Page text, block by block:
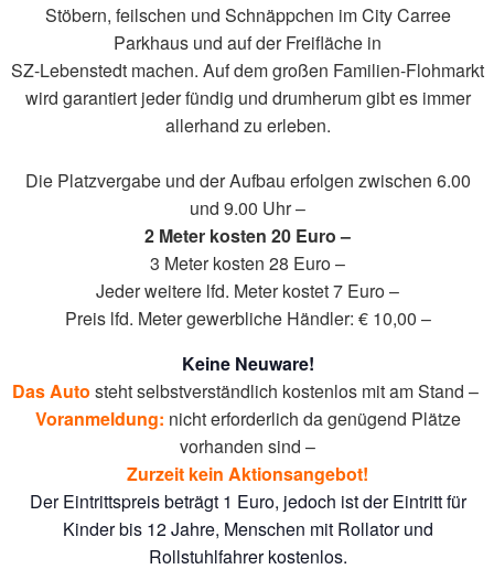
Stöbern, feilschen und Schnäppchen im CityCarree
Parkhaus und auf der Freifläche in
SZ-Lebenstedt machen. Auf dem großen Familien-Flohmarkt
wird garantiert jeder fündig und drumherum gibt es immer
allerhand zu erleben.
Die Platzvergabe und der Aufbau erfolgen zwischen 6.00
und 9.00 Uhr –
2 Meter kosten 20 Euro –
3 Meter kosten 28 Euro –
Jeder weitere lfd. Meter kostet 7 Euro –
Preis lfd. Meter gewerbliche Händler: € 10,00 –
Keine Neuware!
Das Auto steht selbstverständlich kostenlos mit am Stand –
Voranmeldung: nicht erforderlich da genügend Plätze
vorhanden sind –
Zurzeit kein Aktionsangebot!
Der Eintrittspreis beträgt 1 Euro, jedoch ist der Eintritt für
Kinder bis 12 Jahre, Menschen mit Rollator und
Rollstuhlfahrer kostenlos.